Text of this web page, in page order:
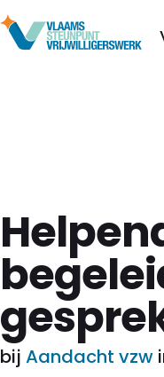
bij Aandacht vzw